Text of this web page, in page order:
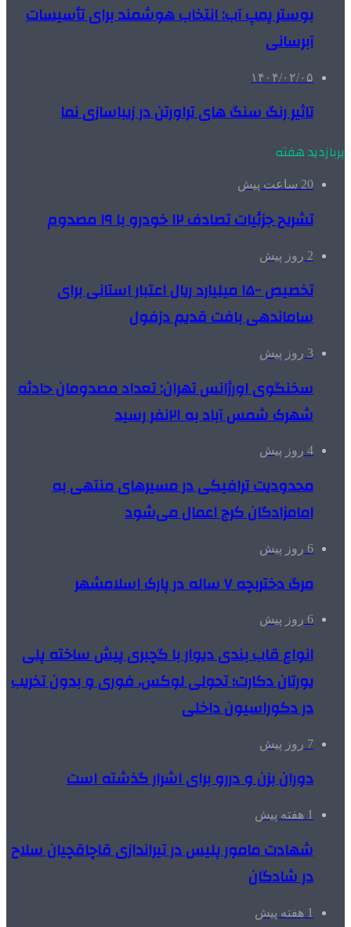
بوستر پمپ آب: انتخاب هوشمند برای تأسیسات
آبرسانی
۱۴۰۴/۰۲/۰۵
تاثیر رنگ سنگ های تراورتن در زیباسازی نما
پربازدید هفته
20 ساعت پیش
تشریح جزئیات تصادف ۱۲ خودرو با ۱۹ مصدوم
2 روز پیش
تخصیص ۱۵۰۰ میلیارد ریال اعتبار استانی برای
ساماندهی بافت قدیم دزفول
3 روز پیش
سخنگوی اورژانس تهران: تعداد مصدومان حادثه
شهرک شمس آباد به ۲۱نفر رسید
4 روز پیش
محدودیت ترافیکی در مسیرهای منتهی به
امامزادگان کرج اعمال می‌شود
6 روز پیش
مرگ دختربچه ۷ ساله در پارک اسلامشهر
6 روز پیش
انواع قاب بندی دیوار با گچبری پیش ساخته پلی
یورتان دکارت؛ تحولی لوکس، فوری و بدون تخریب
در دکوراسیون داخلی
7 روز پیش
دوران بزن و دررو برای اشرار گذشته است
1 هفته پیش
شهادت مامور پلیس در تیراندازی قاچاقچیان سلاح
در شادگان
1 هفته پیش